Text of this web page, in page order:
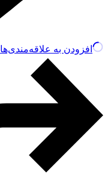
افزودن به علاقه‌مندی‌ها